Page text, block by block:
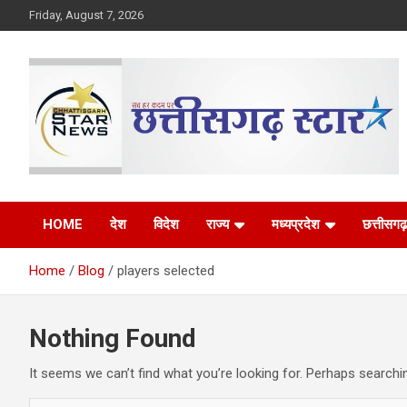
to
Friday, August 7, 2026
Chhattisgarh Star
HOME देश विदेश राज्य मध्यप्रदेश छत्तीसगढ़
Home Blog players selected
Nothing Found
It seems we can’t find what you’re looking for. Perhaps